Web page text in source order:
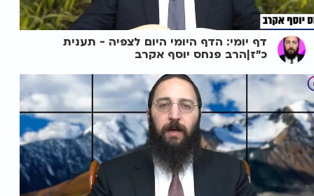
דף יומי: הדף היומי היום לצפיה - תענית
כ"ז|הרב פנחס יוסף אקרב